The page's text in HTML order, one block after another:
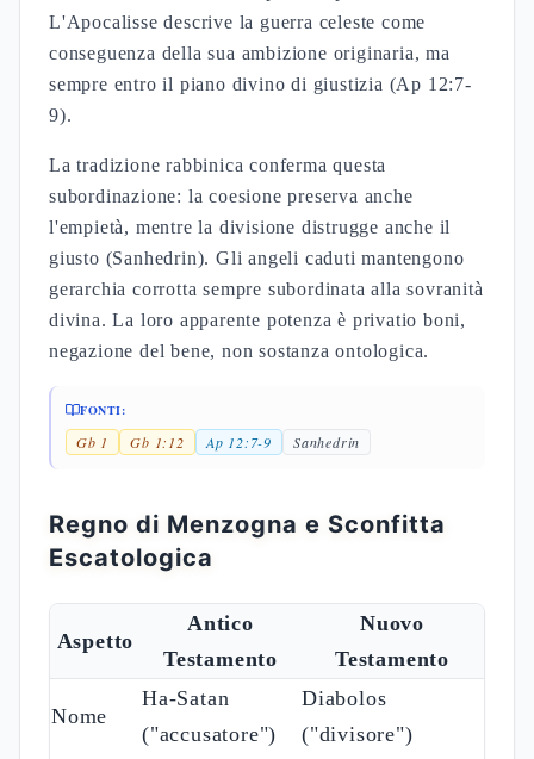
L'Apocalisse descrive la guerra celeste come
conseguenza della sua ambizione originaria, ma
sempre entro il piano divino di giustizia (Ap 12:7-
9).
La tradizione rabbinica conferma questa
subordinazione: la coesione preserva anche
l'empietà, mentre la divisione distrugge anche il
giusto (Sanhedrin). Gli angeli caduti mantengono
gerarchia corrotta sempre subordinata alla sovranità
divina. La loro apparente potenza è privatio boni,
negazione del bene, non sostanza ontologica.
FONTI:
Gb 1 Gb 1:12 Ap 12:7-9 Sanhedrin
Regno di Menzogna e Sconfitta
Escatologica
Aspetto
Antico
Testamento
Nuovo
Testamento
Nome
Ha-Satan
("accusatore")
Diabolos
("divisore")